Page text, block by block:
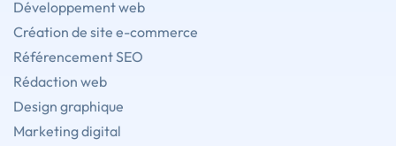
Développement web
Création de site e-commerce
Référencement SEO
Rédaction web
Design graphique
Marketing digital